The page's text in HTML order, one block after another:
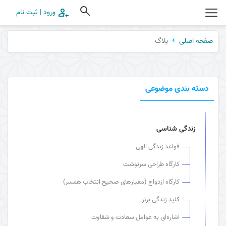
ورود | ثبت نام
صفحه اصلی بلاگ
دسته بندی موضوعی
زندگی شناسی
قواعد زندگی الهی
کارگاه طراحی سرنوشت
کارگاه ازدواج (معیارهای صحیح انتخاب همسر)
کلید زندگی برتر
اشاره‌ای به عوامل سعادت و شقاوت